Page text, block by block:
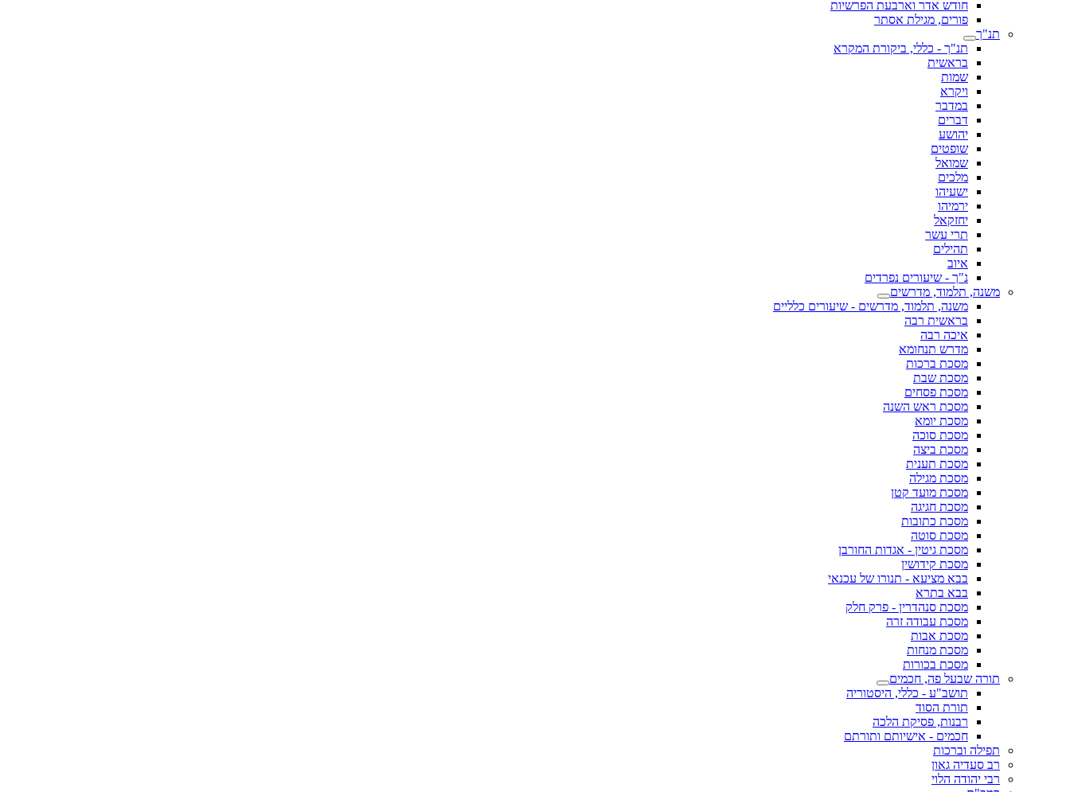
חודש אדר וארבעת הפרשיות
פורים, מגילת אסתר
תנ"ך
תנ"ך - כללי, ביקורת המקרא
בראשית
שמות
ויקרא
במדבר
דברים
יהושע
שופטים
שמואל
מלכים
ישעיהו
ירמיהו
יחזקאל
תרי עשר
תהילים
איוב
נ"ך - שיעורים נפרדים
משנה, תלמוד, מדרשים
משנה, תלמוד, מדרשים - שיעורים כלליים
בראשית רבה
איכה רבה
מדרש תנחומא
מסכת ברכות
מסכת שבת
מסכת פסחים
מסכת ראש השנה
מסכת יומא
מסכת סוכה
מסכת ביצה
מסכת תענית
מסכת מגילה
מסכת מועד קטן
מסכת חגיגה
מסכת כתובות
מסכת סוטה
מסכת גיטין - אגדות החורבן
מסכת קידושין
בבא מציעא - תנורו של עכנאי
בבא בתרא
מסכת סנהדרין - פרק חלק
מסכת עבודה זרה
מסכת אבות
מסכת מנחות
מסכת בכורות
תורה שבעל פה, חכמים
תושב"ע - כללי, היסטוריה
תורת הסוד
רבנות, פסיקת הלכה
חכמים - אישיותם ותורתם
תפילה וברכות
רב סעדיה גאון
רבי יהודה הלוי